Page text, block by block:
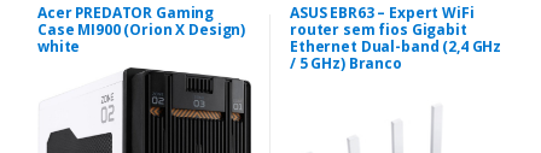
Acer PREDATOR Gaming
Case MI900 (Orion X Design)
white
ASUS EBR63 – Expert WiFi
router sem fios Gigabit
Ethernet Dual-band (2,4 GHz
/ 5 GHz) Branco